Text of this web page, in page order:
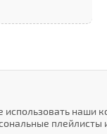
наши
плейлисты